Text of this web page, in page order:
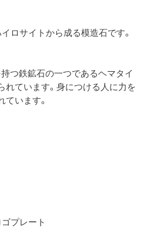
ロサイトから成る模造石です。
つ鉄鉱石の一つであるヘマタイ
れています。身につける人に力を
ています。
プレート